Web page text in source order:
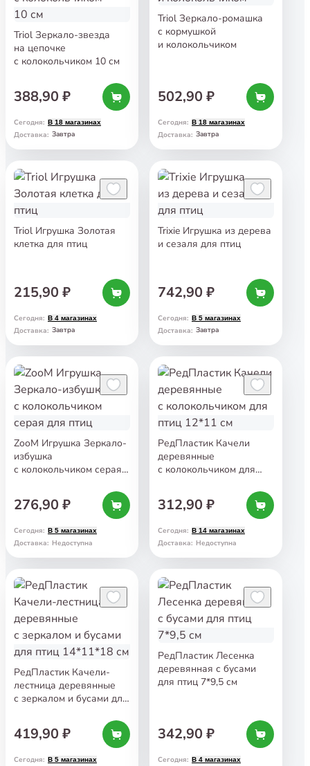
Triol Зеркало-звезда
на цепочке
с колокольчиком 10 см
388,90 ₽
Сегодня: В 18 магазинах
Доставка: Завтра
Triol Зеркало-ромашка
с кормушкой
и колокольчиком
502,90 ₽
Сегодня: В 18 магазинах
Доставка: Завтра
Triol Игрушка Золотая
клетка для птиц
215,90 ₽
Сегодня: В 4 магазинах
Доставка: Завтра
Trixie Игрушка из дерева
и сезаля для птиц
742,90 ₽
Сегодня: В 5 магазинах
Доставка: Завтра
ZooM Игрушка Зеркало-
избушка
с колокольчиком серая
276,90 ₽
Сегодня: В 5 магазинах
Доставка: Недоступна
РедПластик Качели
деревянные
с колокольчиком для
312,90 ₽
Сегодня: В 14 магазинах
Доставка: Недоступна
РедПластик Качели-
лестница деревянные
с зеркалом и бусами для
419,90 ₽
Сегодня: В 5 магазинах
РедПластик Лесенка
деревянная с бусами
для птиц 7*9,5 см
342,90 ₽
Сегодня: В 4 магазинах